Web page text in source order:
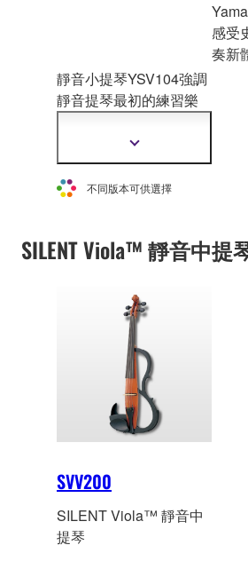
靜音小提琴YSV104強調
靜音提琴最初的練習樂
者提供了一個理想的功
能與演奏性。
顯
示
多
不同版本可供選擇
感受
奏新
SILENT Viola™ 靜音中提
SVV200
SILENT Viola™ 靜音中
提琴